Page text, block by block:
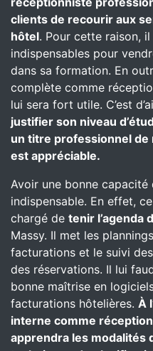
clients de recourir aux
hôtel. Pour cette raison,
indispensables pour
dans sa formation. En
complète comme
lui sera fort utile. C’est
justifier son niveau
un titre professionnel
est appréciable.
Avoir une bonne
indispensable. En effet,
chargé de tenir l’agenda
Massy. Il met les
facturations et le suivi
des réservations. Il lui
bonne maîtrise en
facturations hôtelières. À
interne comme
apprendra les modalités